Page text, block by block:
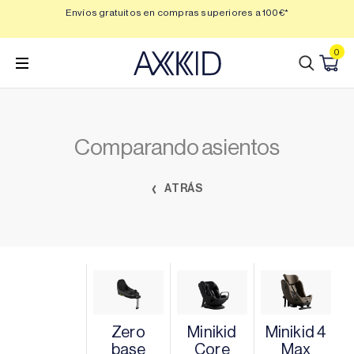
contenido
Envíos gratuitos en compras superiores a 100€*
0
Comparando asientos
ATRÁS
Zero
base
Minikid
Core
Minikid 4
Max